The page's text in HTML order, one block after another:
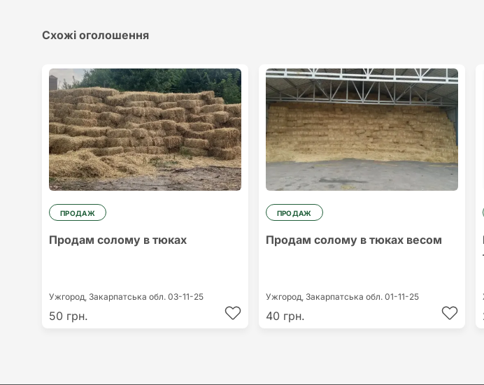
Схожі оголошення
ПРОДАЖ
Продам солому в тюках
Ужгород, Закарпатська обл. 03-11-25
50 грн.
ПРОДАЖ
Продам солому в тюках весом
Ужгород, Закарпатська обл. 01-11-25
40 грн.